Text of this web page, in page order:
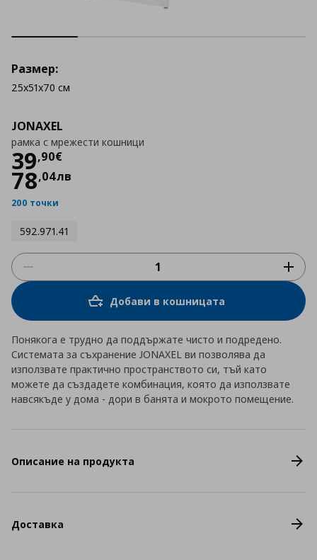
JONAXEL
рамка с мрежести кошници
39,90€
Цена
78,04лв
200 точки
592.971.41
Размер:
25x51x70 см
Добави в кошницата
Понякога е трудно да поддържате чисто и подредено.
Системата за съхранение JONAXEL ви позволява да
използвате практично пространството си, тъй като
можете да създадете комбинация, която да използвате
навсякъде у дома - дори в банята и мокрото помещение.
Описание на продукта
Доставка